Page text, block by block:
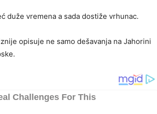
duže vremena a sada dostiže vrhunac.
opisuje ne samo dešavanja na Jahorini